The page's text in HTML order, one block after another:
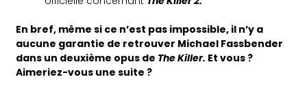
En bref, même si ce n’est pas impossible, il n’y a
aucune garantie de retrouver Michael Fassbender
dans un deuxième opus de The Killer. Et vous ?
Aimeriez-vous une suite ?